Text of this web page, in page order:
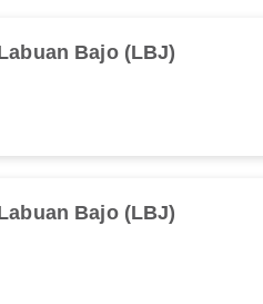
Bajo (LBJ)
Bajo (LBJ)